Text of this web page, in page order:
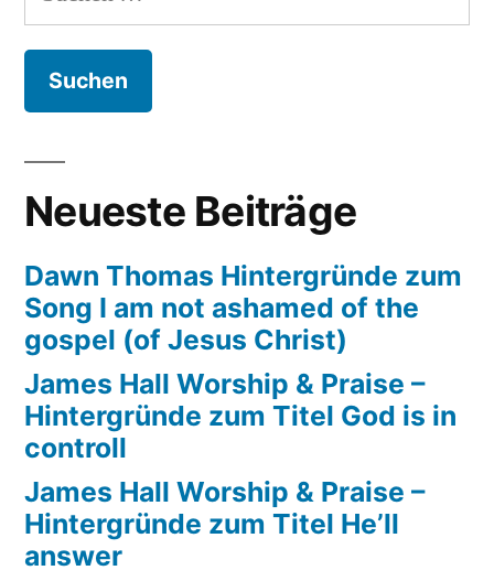
nach:
Neueste Beiträge
Dawn Thomas Hintergründe zum
Song I am not ashamed of the
gospel (of Jesus Christ)
James Hall Worship & Praise –
Hintergründe zum Titel God is in
controll
James Hall Worship & Praise –
Hintergründe zum Titel He’ll
answer